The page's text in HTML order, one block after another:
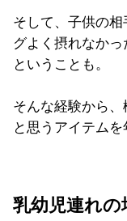
そして、子供の
グよく摂れなか
ということも。
そんな経験から、
と思うアイテムを
乳幼児連れの